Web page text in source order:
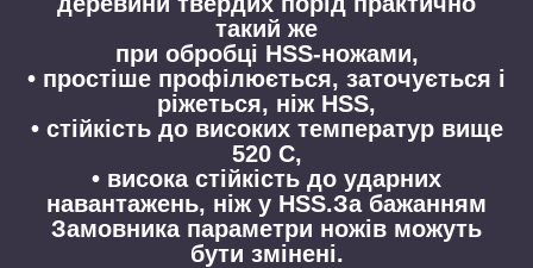
такий же
при обробці HSS-ножами,
• простіше профілюється, заточується і
ріжеться, ніж HSS,
• стійкість до високих температур вище
520 С,
• висока стійкість до ударних
навантажень, ніж у HSS.За бажанням
Замовника параметри ножів можуть
бути змінені.